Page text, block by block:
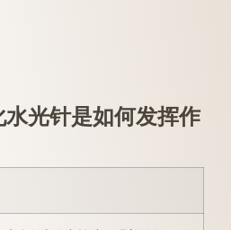
光针是如何发挥作